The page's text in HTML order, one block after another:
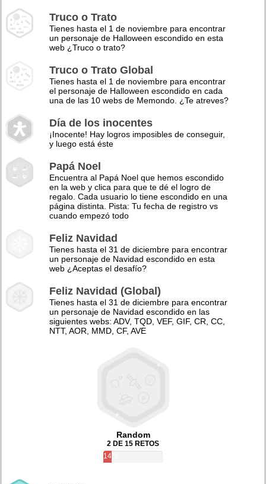
Truco o Trato
Tienes hasta el 1 de noviembre para encontrar
un personaje de Halloween escondido en esta
web ¿Truco o trato?
Truco o Trato Global
Tienes hasta el 1 de noviembre para encontrar
el personaje de Halloween escondido en cada
una de las 10 webs de Memondo. ¿Te atreves?
Día de los inocentes
¡Inocente! Hay logros imposibles de conseguir,
y luego está éste
Papá Noel
Encuentra al Papá Noel que hemos escondido
en la web y clica para que te dé el logro de
regalo. Cada usuario lo tiene escondido en una
página distinta. Pista: Tu fecha de registro vs
cuando empezó todo
Feliz Navidad
Tienes hasta el 31 de diciembre para encontrar
un personaje de Navidad escondido en esta
web ¿Aceptas el desafío?
Feliz Navidad (Global)
Tienes hasta el 31 de diciembre para encontrar
un personaje de Navidad escondido en las
siguientes webs: ADV, TQD, VEF, GIF, CR, CC,
NTT, AOR, MMD, CF, AVE
Random
2 DE 15 RETOS
14%